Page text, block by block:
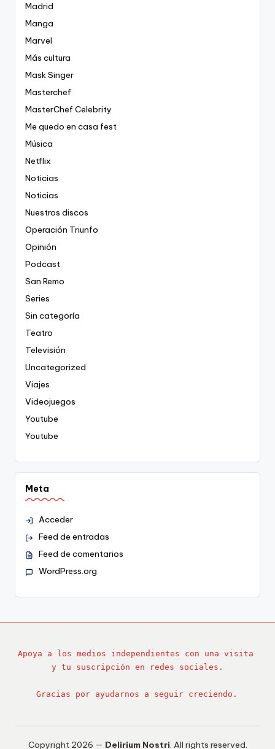
Madrid
Manga
Marvel
Más cultura
Mask Singer
Masterchef
MasterChef Celebrity
Me quedo en casa fest
Música
Netflix
Noticias
Noticias
Nuestros discos
Operación Triunfo
Opinión
Podcast
San Remo
Series
Sin categoría
Teatro
Televisión
Uncategorized
Viajes
Videojuegos
Youtube
Youtube
Meta
Acceder
Feed de entradas
Feed de comentarios
WordPress.org
Apoya a los medios independientes con una visita
y tu suscripción en redes sociales.
Gracias por ayudarnos a seguir creciendo.
Copyright 2026 — Delirium Nostri. All rights reserved.